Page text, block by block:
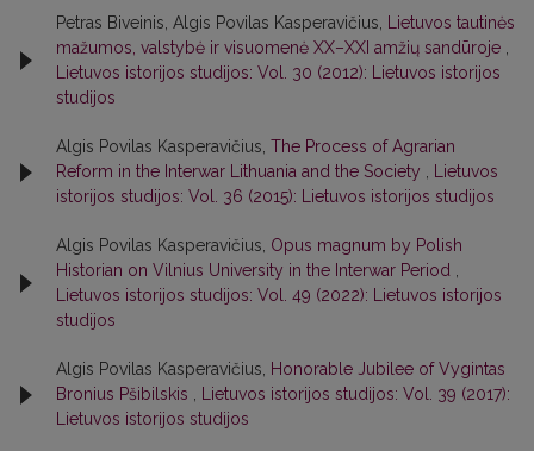
Petras Biveinis, Algis Povilas Kasperavičius,
Lietuvos tautinės
mažumos, valstybė ir visuomenė XX–XXI amžių sandūroje
Lietuvos istorijos studijos: Vol. 30 (2012): Lietuvos istorijos
studijos
Algis Povilas Kasperavičius, The Process of Agrarian
Reform in the Interwar Lithuania and the Society
Lietuvos
istorijos studijos: Vol. 36 (2015): Lietuvos istorijos studijos
Algis Povilas Kasperavičius, Opus magnum by Polish
Historian on Vilnius University in the Interwar Period
Lietuvos istorijos studijos: Vol. 49 (2022): Lietuvos istorijos
studijos
Algis Povilas Kasperavičius,
Honorable Jubilee of Vygintas
Bronius Pšibilskis
Lietuvos istorijos studijos: Vol. 39 (2017):
Lietuvos istorijos studijos